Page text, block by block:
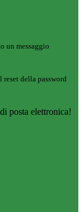
un messaggio
della password
posta elettronica!